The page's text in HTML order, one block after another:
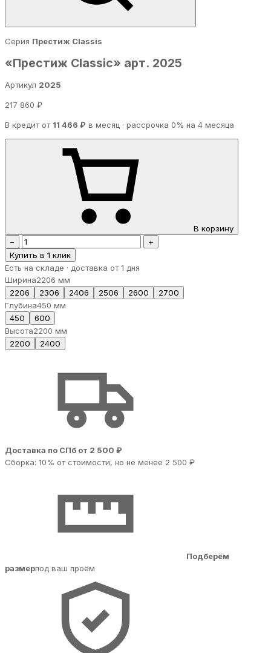
Серия Престиж Classis
«Престиж Classic» арт. 2025
Артикул 2025
217 860 ₽
В кредит от 11 466 ₽ в месяц · рассрочка 0% на 4 месяца
В корзину
−
+
Купить в 1 клик
Есть на складе · доставка от 1 дня
Ширина2206 мм
2206
2306 2406 2506 2600
2700
Глубина450 мм
450
600
Высота2200 мм
2200
2400
Доставка по СПб от 2 500 ₽
Сборка: 10% от стоимости, но не менее 2 500 ₽
Подберём
размерпод ваш проём